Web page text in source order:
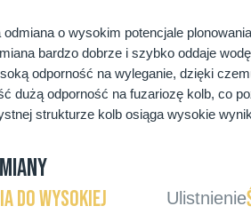
o wysokim potencjale
bardzo dobrze i szybko oddaje
odporność na wyleganie, dzięki
dużą odporność na fuzariozę kolb, co
strukturze kolb osiąga wysokie
do wysokiej Ulistnienie